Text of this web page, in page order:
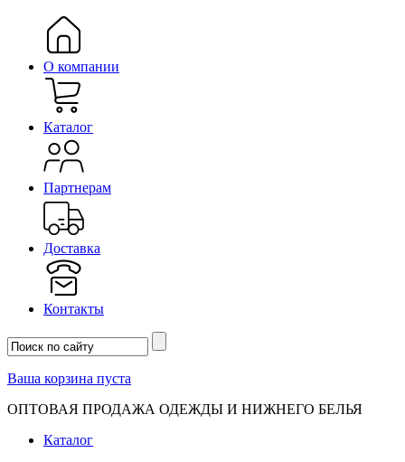
О компании
Каталог
Партнерам
Доставка
Контакты
Ваша корзина пуста
ОПТОВАЯ ПРОДАЖА ОДЕЖДЫ И НИЖНЕГО БЕЛЬЯ
Каталог